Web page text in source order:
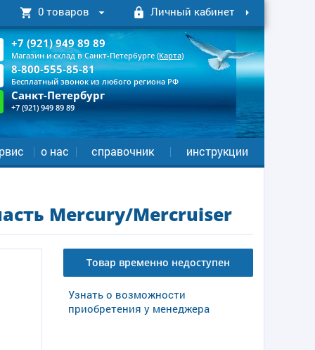
0 товаров Личный кабинет
+7 (921) 949 89 89
Магазин и склад в Санкт-Петербурге (Карта)
8-800-555-85-81
Бесплатный звонок из любого региона РФ
Санкт-Петербург
+7 (921) 949 89 89
о нас справочник инструкции
Mercury/Mercruiser
Товар временно недоступен
Узнать о возможности
приобретения у менеджера